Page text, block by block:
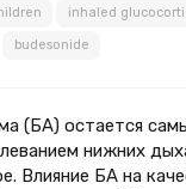
inhaled
budesonide
(БА) остается
нижних
Влияние БА на